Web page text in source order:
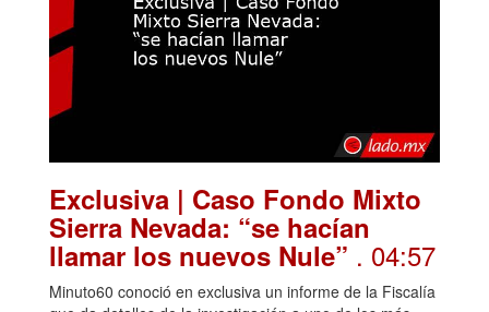
Exclusiva | Caso Fondo Mixto
Sierra Nevada: “se hacían
llamar los nuevos Nule” . 04:57
Minuto60 conoció en exclusiva un informe de la Fiscalía